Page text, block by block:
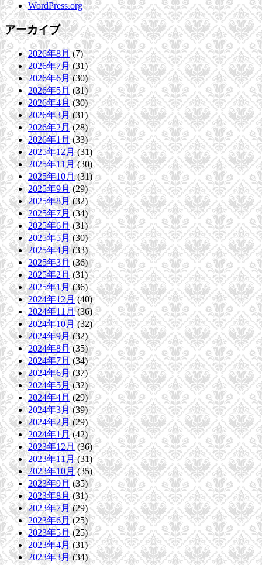
WordPress.org
アーカイブ
2026年8月(7)
2026年7月 (31)
2026年6月(30)
2026年5月 (31)
2026年4月(30)
2026年3月(31)
2026年2月(28)
2026年1月(33)
2025年12月(31)
2025年11月(30)
2025年10月(31)
2025年9月(29)
2025年8月(32)
2025年7月(34)
2025年6月(31)
2025年5月(30)
2025年4月(33)
2025年3月 (36)
2025年2月(31)
2025年1月(36)
2024年12月(40)
2024年11月(36)
2024年10月(32)
2024年9月(32)
2024年8月(35)
2024年7月(34)
2024年6月 (37)
2024年5月(32)
2024年4月 (29)
2024年3月(39)
2024年2月(29)
2024年1月(42)
2023年12月(36)
2023年11月(31)
2023年10月(35)
2023年9月 (35)
2023年8月(31)
2023年7月(29)
2023年6月(25)
2023年5月(25)
2023年4月(31)
2023年3月(34)